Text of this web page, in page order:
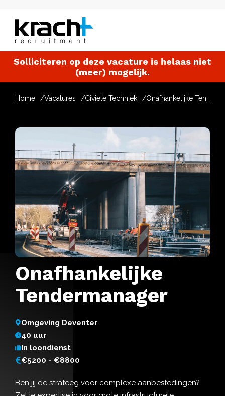
Solliciteren op deze vacature is helaas niet
(meer) mogelijk.
Home Vacatures Civiele Techniek
Onafhankelijke
Tendermanager
Omgeving Deventer
40 uur
In loondienst
€5200 - €8800
Ben jij de strateeg voor complexe aanbestedingen?